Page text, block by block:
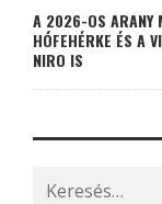
A 2026-OS ARANY
HÓFEHÉRKE ÉS A
NIRO IS
Search